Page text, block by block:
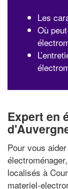
Les
Où
Expert en
Pour vous
localisés à
materiel-